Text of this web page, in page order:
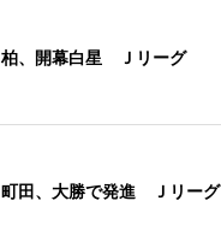
柏、開幕白星 Ｊリーグ
町田、大勝で発進 Ｊリーグ